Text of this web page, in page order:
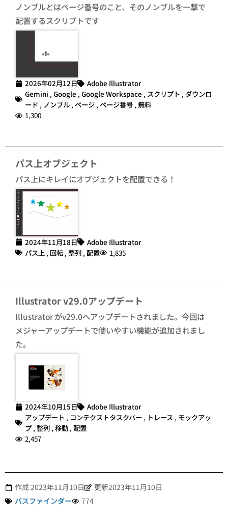
ノンブルとはページ番号のこと、そのノンブルを一撃で
配置するスクリプトです
2026年02月12日
Adobe Illustrator
Gemini , Google , Google Workspace , スクリプト , ダウンロ
ード , ノンブル , ページ , ページ番号 , 無料
1,300
パス上オブジェクト
パス上にキレイにオブジェクトを配置できる！
2024年11月18日
Adobe Illustrator
パス上 , 回転 , 整列 , 配置 1,835
Illustrator v29.0アップデート
Illustrator がv29.0へアップデートされました。今回は
メジャーアップデートで使いやすい機能が追加されまし
た。
2024年10月15日
Adobe Illustrator
アップデート , コンテクストタスクバー , トレース , モックアッ
プ, 整列 , 移動 , 配置
2,457
作成2023年11月10日
更新2023年11月10日
パスファインダー
774